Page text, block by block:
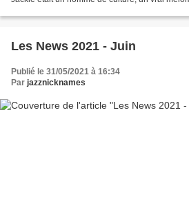
Les News 2021 - Juin
Publié le 31/05/2021 à 16:34
Par jazznicknames